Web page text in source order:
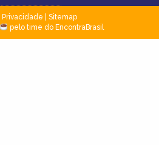
Privacidade
Sitemap
pelo time do EncontraBrasil